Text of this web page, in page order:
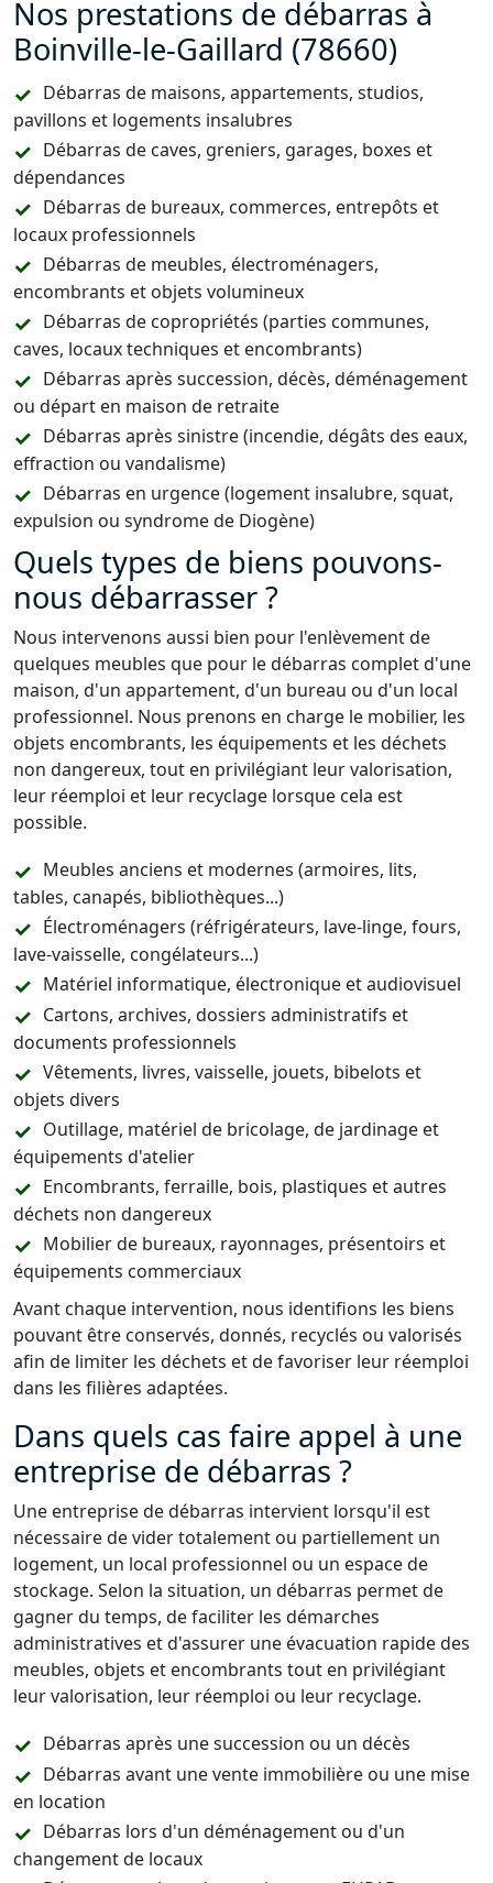
Nos prestations de débarras à
Boinville-le-Gaillard (78660)
Débarras de maisons, appartements, studios,
pavillons et logements insalubres
Débarras de caves, greniers, garages, boxes et
dépendances
Débarras de bureaux, commerces, entrepôts et
locaux professionnels
Débarras de meubles, électroménagers,
encombrants et objets volumineux
Débarras de copropriétés (parties communes,
caves, locaux techniques et encombrants)
Débarras après succession, décès, déménagement
ou départ en maison de retraite
Débarras après sinistre (incendie, dégâts des eaux,
effraction ou vandalisme)
Débarras en urgence (logement insalubre, squat,
expulsion ou syndrome de Diogène)
Quels types de biens pouvons-
nous débarrasser ?
Nous intervenons aussi bien pour l'enlèvement de
quelques meubles que pour le débarras complet d'une
maison, d'un appartement, d'un bureau ou d'un local
professionnel. Nous prenons en charge le mobilier, les
objets encombrants, les équipements et les déchets
non dangereux, tout en privilégiant leur valorisation,
leur réemploi et leur recyclage lorsque cela est
possible.
Meubles anciens et modernes (armoires, lits,
tables, canapés, bibliothèques...)
Électroménagers (réfrigérateurs, lave-linge, fours,
lave-vaisselle, congélateurs...)
Matériel informatique, électronique et audiovisuel
Cartons, archives, dossiers administratifs et
documents professionnels
Vêtements, livres, vaisselle, jouets, bibelots et
objets divers
Outillage, matériel de bricolage, de jardinage et
équipements d'atelier
Encombrants, ferraille, bois, plastiques et autres
déchets non dangereux
Mobilier de bureaux, rayonnages, présentoirs et
équipements commerciaux
Avant chaque intervention, nous identifions les biens
pouvant être conservés, donnés, recyclés ou valorisés
afin de limiter les déchets et de favoriser leur réemploi
dans les filières adaptées.
Dans quels cas faire appel à une
entreprise de débarras ?
Une entreprise de débarras intervient lorsqu'il est
nécessaire de vider totalement ou partiellement un
logement, un local professionnel ou un espace de
stockage. Selon la situation, un débarras permet de
gagner du temps, de faciliter les démarches
administratives et d'assurer une évacuation rapide des
meubles, objets et encombrants tout en privilégiant
leur valorisation, leur réemploi ou leur recyclage.
Débarras après une succession ou un décès
Débarras avant une vente immobilière ou une mise
en location
Débarras lors d'un déménagement ou d'un
changement de locaux